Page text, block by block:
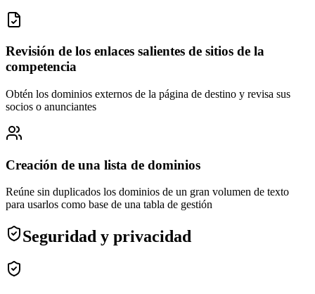
Revisión de los enlaces salientes de sitios de la
competencia
Obtén los dominios externos de la página de destino y revisa sus
socios o anunciantes
Creación de una lista de dominios
Reúne sin duplicados los dominios de un gran volumen de texto
para usarlos como base de una tabla de gestión
Seguridad y privacidad